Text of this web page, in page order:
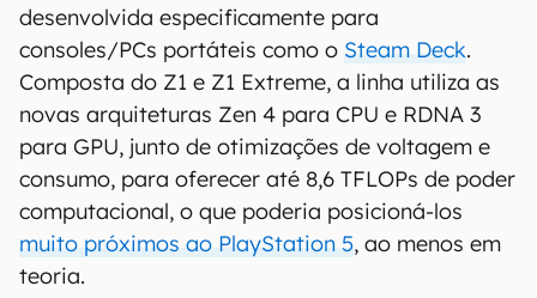
desenvolvida especificamente para
consoles/PCs portáteis como o Steam Deck.
Composta do Z1 e Z1 Extreme, a linha utiliza as
novas arquiteturas Zen 4 para CPU e RDNA 3
para GPU, junto de otimizações de voltagem e
consumo, para oferecer até 8,6 TFLOPs de poder
computacional, o que poderia posicioná-los
muito próximos ao PlayStation 5, ao menos em
teoria.